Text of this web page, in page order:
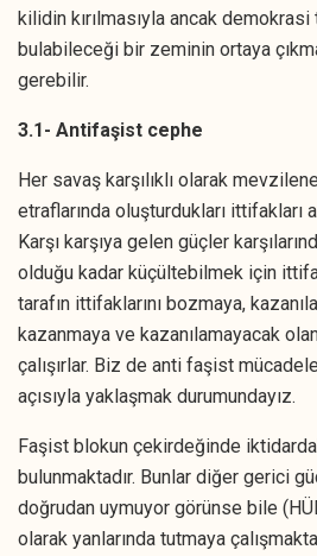
kilidin kırılmasıyla ancak
bulabileceği bir zeminin ortaya
gerebilir.
3.1- Antifaşist cephe
Her savaş karşılıklı olarak
etraflarında oluşturdukları ittifakları
Karşı karşıya gelen güçler
olduğu kadar küçültebilmek için
tarafın ittifaklarını bozmaya,
kazanmaya ve kazanılamayacak
çalışırlar. Biz de anti faşist
açısıyla yaklaşmak durumundayız.
Faşist blokun çekirdeğinde
bulunmaktadır. Bunlar diğer gerici
doğrudan uymuyor görünse bile
olarak yanlarında tutmaya